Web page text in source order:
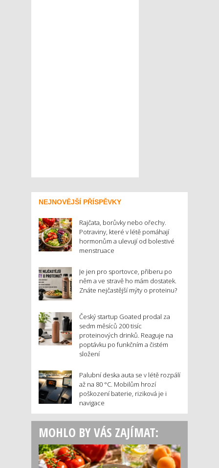
NEJNOVĚJŠÍ PŘÍSPĚVKY
Rajčata, borůvky nebo ořechy.
Potraviny, které v létě pomáhají
hormonům a ulevují od bolestivé
menstruace
Je jen pro sportovce, přiberu po
něm a ve stravě ho mám dostatek.
Znáte nejčastější mýty o proteinu?
Český startup Goated prodal za
sedm měsíců 200 tisíc
proteinových drinků. Reaguje na
poptávku po funkčním a čistém
složení
Palubní deska auta se v létě rozpálí
až na 80 °C. Mobilům hrozí
poškození baterie, riziková je i
navigace
MOHLO BY VÁS ZAJÍMAT: